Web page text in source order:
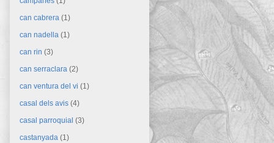
can cabrera (1)
can nadella (1)
can rin (3)
can serraclara (2)
can ventura del vi (1)
casal dels avis (4)
casal parroquial (3)
castanyada (1)